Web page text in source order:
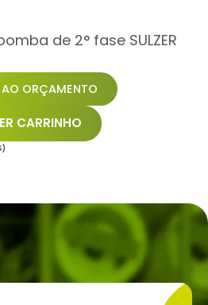
de 2° fase SULZER
ORÇAMENTO
CARRINHO